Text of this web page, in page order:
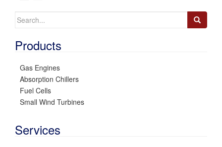
Search
Products
Gas Engines
Absorption Chillers
Fuel Cells
Small Wind Turbines
Services